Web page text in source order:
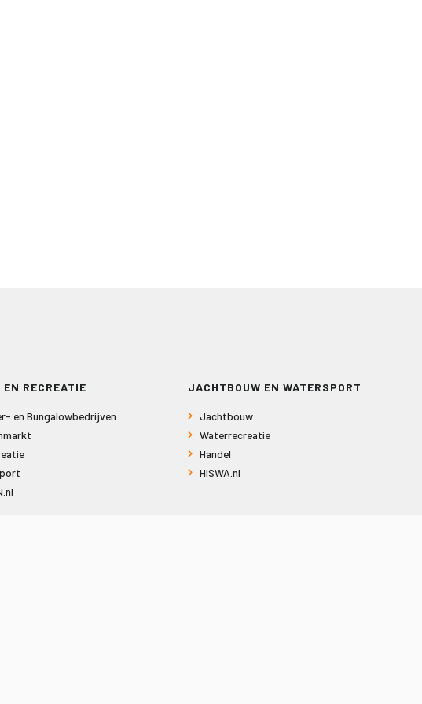
EN RECREATIE
en Bungalowbedrijven
JACHTBOUW EN WATERSPORT
Jachtbouw
Waterrecreatie
Handel
HISWA.nl